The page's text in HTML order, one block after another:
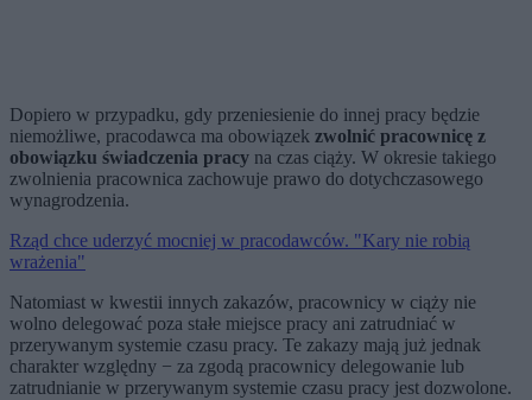
Dopiero w przypadku, gdy przeniesienie do innej pracy będzie
niemożliwe, pracodawca ma obowiązek zwolnić pracownicę z
obowiązku świadczenia pracy na czas ciąży. W okresie takiego
zwolnienia pracownica zachowuje prawo do dotychczasowego
wynagrodzenia.
Rząd chce uderzyć mocniej w pracodawców. "Kary nie robią
wrażenia"
Natomiast w kwestii innych zakazów, pracownicy w ciąży nie
wolno delegować poza stałe miejsce pracy ani zatrudniać w
przerywanym systemie czasu pracy. Te zakazy mają już jednak
charakter względny − za zgodą pracownicy delegowanie lub
zatrudnianie w przerywanym systemie czasu pracy jest dozwolone.